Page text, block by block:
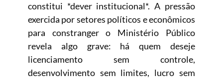
constitui *dever institucional*. A pressão
exercida por setores políticos e econômicos
para constranger o Ministério Público
revela algo grave: há quem deseje
licenciamento sem controle,
desenvolvimento sem limites, lucro sem